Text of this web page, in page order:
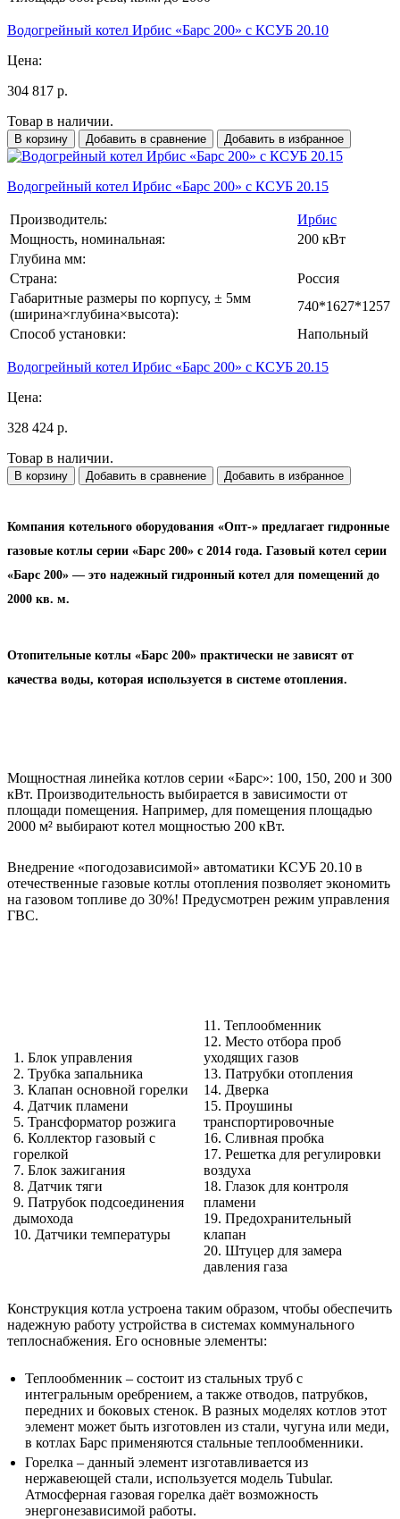
Водогрейный котел Ирбис «Барс 200» с КСУБ 20.10
Цена:
304 817 р.
Товар в наличии.
В корзину Добавить в сравнение Добавить в избранное
Водогрейный котел Ирбис «Барс 200» с КСУБ 20.15
Производитель:
Ирбис
Мощность, номинальная:
200 кВт
Глубина мм:
Страна:
Россия
Габаритные размеры по корпусу, ± 5мм
(ширина×глубина×высота):
740*1627*1257
Способ установки:
Напольный
Водогрейный котел Ирбис «Барс 200» с КСУБ 20.15
Цена:
328 424 р.
Товар в наличии.
В корзину Добавить в сравнение Добавить в избранное
Компания котельного оборудования «Опт-» предлагает гидронные
газовые котлы серии «Барс 200» с 2014 года. Газовый котел серии
«Барс 200» — это надежный гидронный котел для помещений до
2000 кв. м.
Отопительные котлы «Барс 200» практически не зависят от
качества воды, которая используется в системе отопления.
Мощностная линейка котлов серии «Барс»: 100, 150, 200 и 300
кВт. Производительность выбирается в зависимости от
площади помещения. Например, для помещения площадью
2000 м² выбирают котел мощностью 200 кВт.
Внедрение «погодозависимой» автоматики КСУБ 20.10 в
отечественные газовые котлы отопления позволяет экономить
на газовом топливе до 30%! Предусмотрен режим управления
ГВС.
1. Блок управления
2. Трубка запальника
3. Клапан основной горелки
4. Датчик пламени
5. Трансформатор розжига
6. Коллектор газовый с
горелкой
7. Блок зажигания
8. Датчик тяги
9. Патрубок подсоединения
дымохода
10. Датчики температуры
11. Теплообменник
12. Место отбора проб
уходящих газов
13. Патрубки отопления
14. Дверка
15. Проушины
транспортировочные
16. Сливная пробка
17. Решетка для регулировки
воздуха
18. Глазок для контроля
пламени
19. Предохранительный
клапан
20. Штуцер для замера
давления газа
Конструкция котла устроена таким образом, чтобы обеспечить
надежную работу устройства в системах коммунального
теплоснабжения. Его основные элементы:
Теплообменник – состоит из стальных труб с
интегральным оребрением, а также отводов, патрубков,
передних и боковых стенок. В разных моделях котлов этот
элемент может быть изготовлен из стали, чугуна или меди,
в котлах Барс применяются стальные теплообменники.
Горелка – данный элемент изготавливается из
нержавеющей стали, используется модель Tubular.
Атмосферная газовая горелка даёт возможность
энергонезависимой работы.